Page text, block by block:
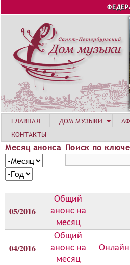
Jump to
Месяц анонса
М
е
с
а
н
н
М
е
с
Г
о
Поиск по
05/2016
Общий
анонс на
месяц
04/2016
Общий
анонс на
месяц
Онлайн
ГЛАВНАЯ ДОМ МУЗЫКИ
КОНТАКТЫ